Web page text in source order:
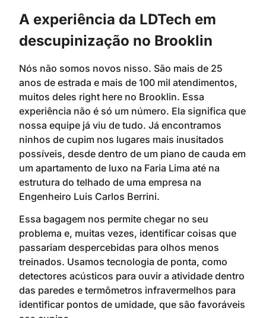
A experiência da LDTech em
descupinização no Brooklin
Nós não somos novos nisso. São mais de 25
anos de estrada e mais de 100 mil atendimentos,
muitos deles right here no Brooklin. Essa
experiência não é só um número. Ela significa que
nossa equipe já viu de tudo. Já encontramos
ninhos de cupim nos lugares mais inusitados
possíveis, desde dentro de um piano de cauda em
um apartamento de luxo na Faria Lima até na
estrutura do telhado de uma empresa na
Engenheiro Luis Carlos Berrini.
Essa bagagem nos permite chegar no seu
problema e, muitas vezes, identificar coisas que
passariam despercebidas para olhos menos
treinados. Usamos tecnologia de ponta, como
detectores acústicos para ouvir a atividade dentro
das paredes e termômetros infravermelhos para
identificar pontos de umidade, que são favoráveis